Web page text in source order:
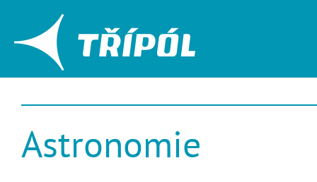
Astronomie